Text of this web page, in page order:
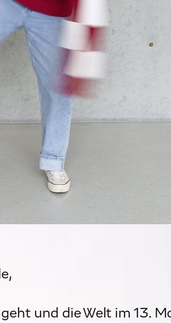
und die Welt im 13.